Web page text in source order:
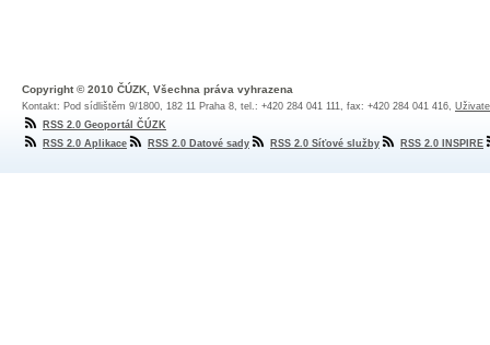
Copyright © 2010 ČÚZK, Všechna práva vyhrazena
Kontakt: Pod sídlištěm 9/1800, 182 11 Praha 8, tel.: +420 284 041 111, fax: +420 284 041 416,
RSS 2.0 Geoportál ČÚZK
RSS 2.0 Aplikace
RSS 2.0 Datové sady RSS 2.0 Síťové služby RSS 2.0 INSPIRE